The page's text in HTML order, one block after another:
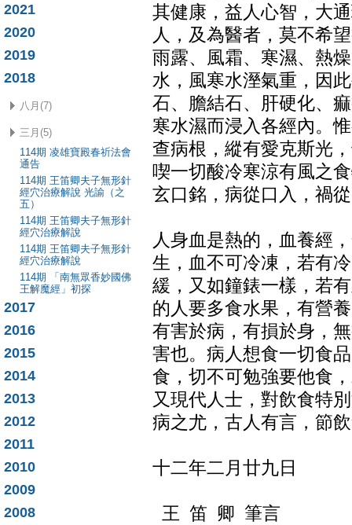
2021
2020
2019
2018
八月(7)
三月(5)
114期 凌雄寶殿春祈法會
通告
114期 王笛卿夫子無形針
經穴治療解說 光諭（之
五）
114期 王笛卿夫子無形針
經穴治療解說
114期 王笛卿夫子無形針
經穴治療解說
114期 「南無眾香妙國佛
王解魔經」初探
2017
2016
2015
2014
2013
2012
2011
2010
2009
2008
其健康，益人心智，大
人，及為醫者，莫不希
雨露、風霜、寒濕、熱
水，風寒水溼氣重，因
石、膽結石、肝硬化、
寒水濕而浸入各經內。
查病根，縱有愛克斯光
喫一切酸冷寒涼有風之
玄口銘，病從口入，禍
人身血是熱的，血養經
生，血不可冷凍，若有
緩，又如鐘錶一樣，若
的人要多食水果，有營
有害於病，有損於身，
害也。病人想食一切食
食，切不可勉強要他食
又現代人士，對飲食特
病之尤，古人有言，節
十二年二月廿九日
王 笛 卿 筆言